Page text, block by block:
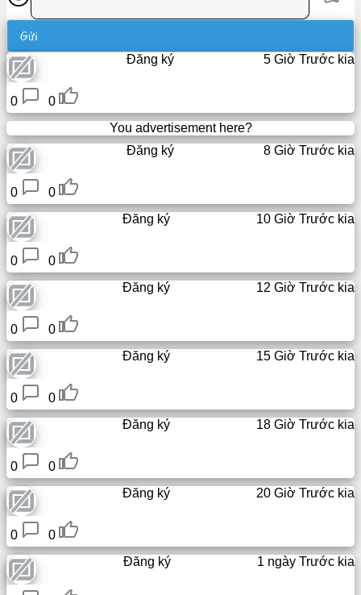
Trò
chơi
Tìm
mạng
Email
Webmail
miễn
phí
phân
tích
cửa
hàng
trực
tuyến
Nhà
triển/
Ứng
dụng
cụ
Gửi
5 Giờ Trước kia
Đăng ký
0
0
You advertisement here?
8 Giờ Trước kia
Đăng ký
0
0
10 Giờ Trước kia
Đăng ký
0
0
12 Giờ Trước kia
Đăng ký
0
0
15 Giờ Trước kia
Đăng ký
0
0
18 Giờ Trước kia
Đăng ký
0
0
20 Giờ Trước kia
Đăng ký
0
0
1 ngày Trước kia
Đăng ký